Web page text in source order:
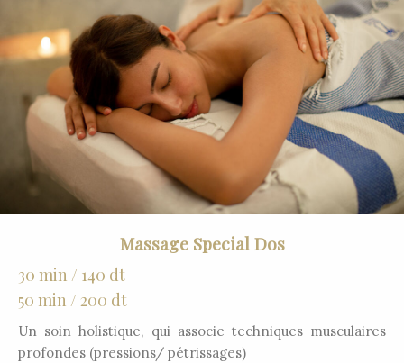
Massage Special Dos
30 min / 140 dt
50 min / 200 dt
Un soin holistique, qui associe techniques musculaires
profondes (pressions/ pétrissages)